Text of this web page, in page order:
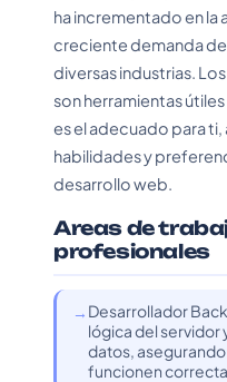
ha incrementado en la
creciente demanda
diversas industrias.
son herramientas
es el adecuado para
habilidades y
desarrollo web.
Areas de
profesionales
Desarrollador
lógica del servidor
datos,
funcionen